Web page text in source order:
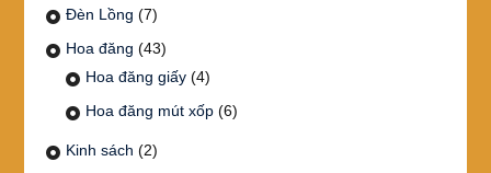
Đèn Lồng (7)
Hoa đăng (43)
Hoa đăng giấy (4)
Hoa đăng mút xốp (6)
Kinh sách (2)